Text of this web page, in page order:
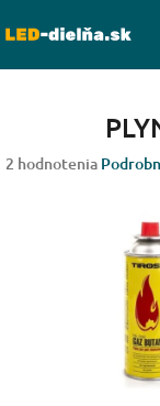
na
Priemerné
2 hodnotenia